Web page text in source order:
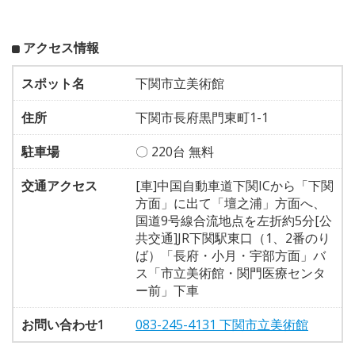
アクセス情報
スポット名
下関市立美術館
住所
下関市長府黒門東町1-1
駐車場
〇 220台 無料
交通アクセス
[車]中国自動車道下関ICから「下関
方面」に出て「壇之浦」方面へ、
国道9号線合流地点を左折約5分[公
共交通]JR下関駅東口（1、2番のり
ば）「長府・小月・宇部方面」バ
ス「市立美術館・関門医療センタ
ー前」下車
お問い合わせ1
083-245-4131 下関市立美術館